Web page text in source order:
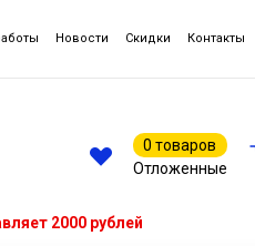
Новости Скидки Контакты
0 товаров
Отложенные
2000 рублей